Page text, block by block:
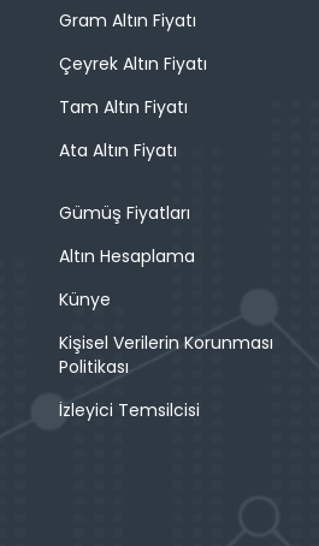
Gram Altın Fiyatı
Çeyrek Altın Fiyatı
Tam Altın Fiyatı
Ata Altın Fiyatı
Gümüş Fiyatları
Altın Hesaplama
Künye
Kişisel Verilerin Korunması
Politikası
İzleyici Temsilcisi